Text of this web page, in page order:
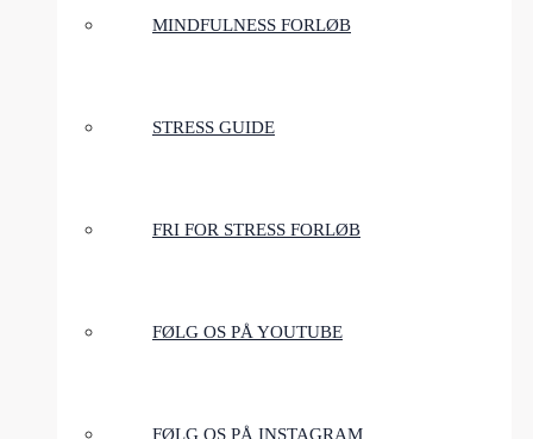
MINDFULNESS FORLØB
STRESS GUIDE
FRI FOR STRESS FORLØB
FØLG OS PÅ YOUTUBE
FØLG OS PÅ INSTAGRAM